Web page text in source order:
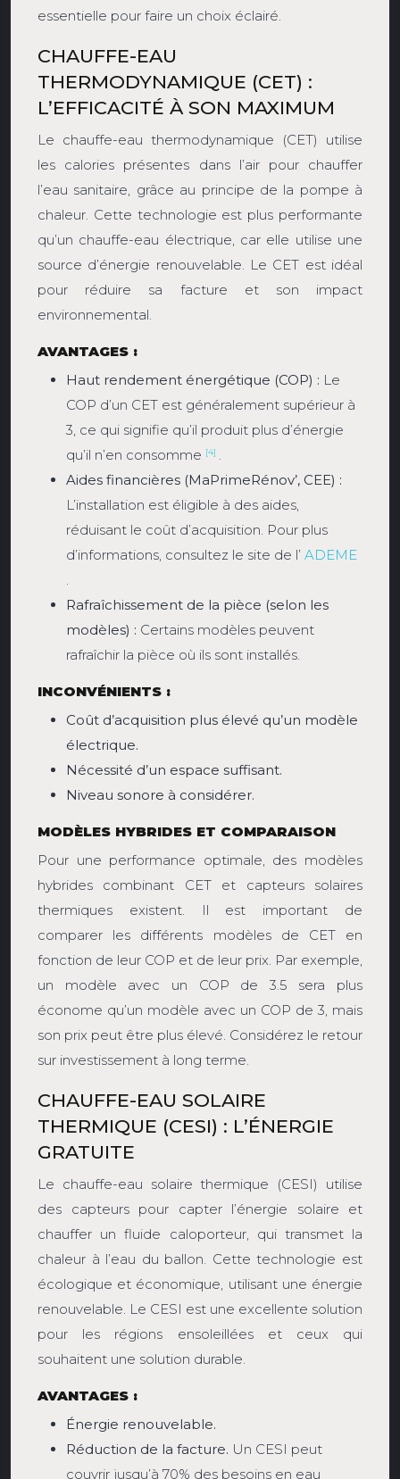
essentielle pour faire un choix éclairé.
CHAUFFE-EAU
THERMODYNAMIQUE (CET) :
L’EFFICACITÉ À SON MAXIMUM
Le chauffe-eau thermodynamique (CET) utilise
les calories présentes dans l’air pour chauffer
l’eau sanitaire, grâce au principe de la pompe à
chaleur. Cette technologie est plus performante
qu’un chauffe-eau électrique, car elle utilise une
source d’énergie renouvelable. Le CET est idéal
pour réduire sa facture et son impact
environnemental.
AVANTAGES :
Haut rendement énergétique (COP) : Le
COP d’un CET est généralement supérieur à
3, ce qui signifie qu’il produit plus d’énergie
qu’il n’en consomme [4] .
Aides financières (MaPrimeRénov’, CEE) :
L’installation est éligible à des aides,
réduisant le coût d’acquisition. Pour plus
d’informations, consultez le site de l’ ADEME
.
Rafraîchissement de la pièce (selon les
modèles) : Certains modèles peuvent
rafraîchir la pièce où ils sont installés.
INCONVÉNIENTS :
Coût d’acquisition plus élevé qu’un modèle
électrique.
Nécessité d’un espace suffisant.
Niveau sonore à considérer.
MODÈLES HYBRIDES ET COMPARAISON
Pour une performance optimale, des modèles
hybrides combinant CET et capteurs solaires
thermiques existent. Il est important de
comparer les différents modèles de CET en
fonction de leur COP et de leur prix. Par exemple,
un modèle avec un COP de 3.5 sera plus
économe qu’un modèle avec un COP de 3, mais
son prix peut être plus élevé. Considérez le retour
sur investissement à long terme.
CHAUFFE-EAU SOLAIRE
THERMIQUE (CESI) : L’ÉNERGIE
GRATUITE
Le chauffe-eau solaire thermique (CESI) utilise
des capteurs pour capter l’énergie solaire et
chauffer un fluide caloporteur, qui transmet la
chaleur à l’eau du ballon. Cette technologie est
écologique et économique, utilisant une énergie
renouvelable. Le CESI est une excellente solution
pour les régions ensoleillées et ceux qui
souhaitent une solution durable.
AVANTAGES :
Énergie renouvelable.
Réduction de la facture. Un CESI peut
couvrir jusqu’à 70% des besoins en eau